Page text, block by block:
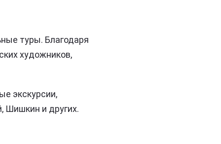
туры. Благодаря
художников,
экскурсии,
Шишкин и других.